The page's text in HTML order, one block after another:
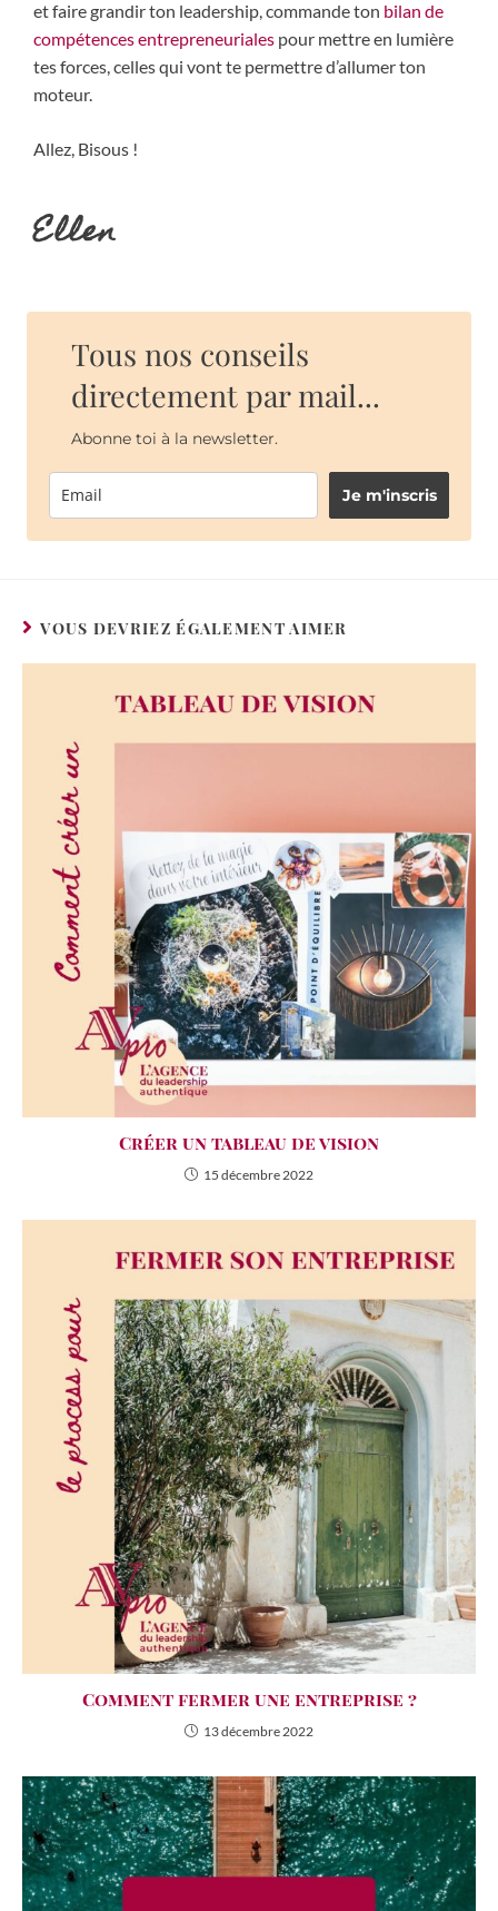
et faire grandir ton leadership, commande ton bilan de
compétences entrepreneuriales pour mettre en lumière
tes forces, celles qui vont te permettre d’allumer ton
moteur.
Allez, Bisous !
Ellen
Tous nos conseils
directement par mail...
Abonne toi à la newsletter.
Je m'inscris
VOUS DEVRIEZ ÉGALEMENT AIMER
Créer un tableau de vision
15 décembre 2022
Comment fermer une entreprise ?
13 décembre 2022